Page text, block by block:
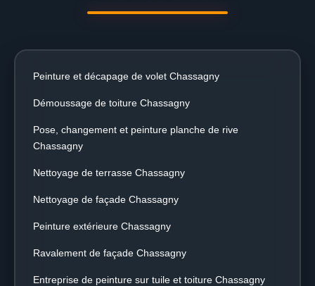
Peinture et décapage de volet Chassagny
Démoussage de toiture Chassagny
Pose, changement et peinture planche de rive
Chassagny
Nettoyage de terrasse Chassagny
Nettoyage de façade Chassagny
Peinture extérieure Chassagny
Ravalement de façade Chassagny
Entreprise de peinture sur tuile et toiture Chassagny